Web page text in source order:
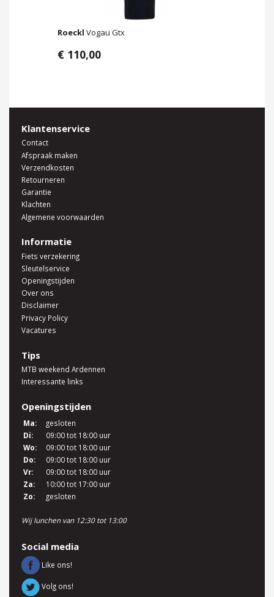
Roeckl Vogau Gtx
€ 110,00
Klantenservice
Contact
Afspraak maken
Verzendkosten
Retourneren
Garantie
Klachten
Algemene voorwaarden
Informatie
Fiets verzekering
Sleutelservice
Openingstijden
Over ons
Disclaimer
Privacy Policy
Vacatures
Tips
MTB weekend Ardennen
Interessante links
Openingstijden
Ma:
gesloten
Di:
09:00 tot 18:00 uur
Wo:
09:00 tot 18:00 uur
Do:
09:00 tot 18:00 uur
Vr:
09:00 tot 18:00 uur
Za:
10:00 tot 17:00 uur
Zo:
gesloten
Wij lunchen van 12:30 tot 13:00
Social media
Like ons!
Volg ons!